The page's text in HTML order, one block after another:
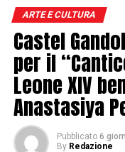
archeologici.
ARTE E CULTURA
Castel
per il
Leone XIV
Anastasiya
Pubblicato 6
By Redazione